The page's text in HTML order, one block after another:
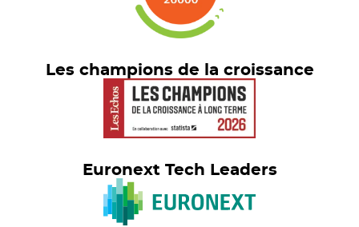
Les champions de la croissance
Euronext Tech Leaders